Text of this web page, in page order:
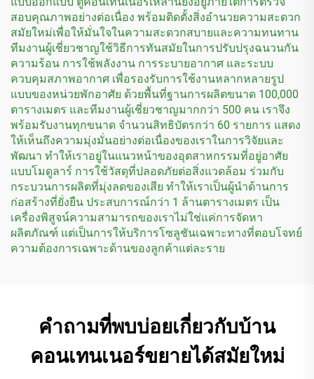
สอบคุณภาพอย่างต่อเนื่อง พร้อมติดตั้งสิ่งอำนวยความสะดวก
สมัยใหม่เพื่อให้มั่นใจในความสะดวกสบายและความทนทาน
ทีมงานผู้เชี่ยวชาญใช้วิธีการทันสมัยในการปรับปรุงฉนวนกัน
ความร้อน การใช้พลังงาน การระบายอากาศ และระบบ
ควบคุมสภาพอากาศ เพื่อรองรับการใช้งานหลากหลายรูป
แบบของหน่วยพักอาศัย ด้วยพื้นที่ฐานการผลิตขนาด 100,000
ตารางเมตร และทีมงานผู้เชี่ยวชาญมากกว่า 500 คน เราจึง
พร้อมรับงานทุกขนาด จำนวนสิทธิบัตรกว่า 60 รายการ แสดง
ให้เห็นถึงความมุ่งมั่นอย่างต่อเนื่องของเราในการวิจัยและ
พัฒนา ทำให้เราอยู่ในแนวหน้าของอุตสาหกรรมที่อยู่อาศัย
แบบโมดูลาร์ การใช้วัสดุที่ปลอดภัยต่อสิ่งแวดล้อม ร่วมกับ
กระบวนการผลิตที่มุ่งลดของเสีย ทำให้เราเป็นผู้นำด้านการ
ก่อสร้างที่ยั่งยืน ประสบการณ์กว่า 1 ล้านตารางเมตร เป็น
เครื่องพิสูจน์ความสามารถของเราไม่ใช่แค่การจัดหา
ผลิตภัณฑ์ แต่เป็นการให้บริการโซลูชันเฉพาะทางที่ตอบโจทย์
ความต้องการเฉพาะด้านของลูกค้าแต่ละราย
คำถามที่พบบ่อยเกี่ยวกับบ้าน
คอนเทนเนอร์ขยายได้สมัยใหม่